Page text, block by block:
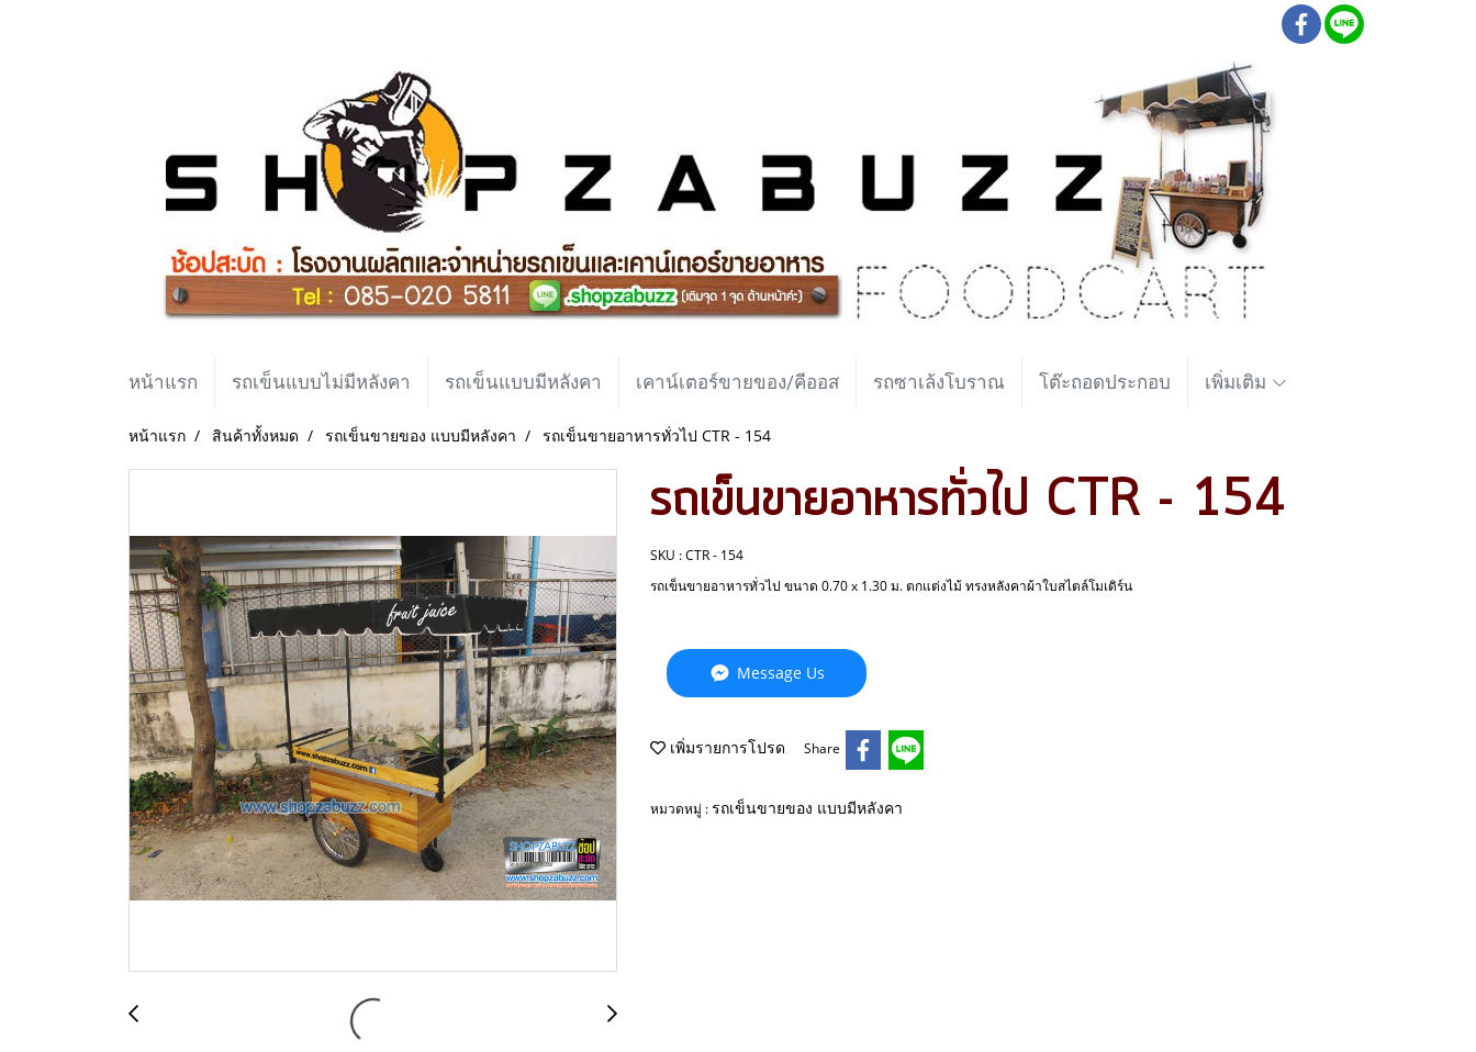
หน้าแรก รถเข็นแบบไม่มีหลังคา รถเข็นแบบมีหลังคา เคาน์เตอร์ขายของ/คีออส รถซาเล้งโบราณ โต๊ะถอดประกอบ เพิ่มเติม
หน้าแรก สินค้าทั้งหมด รถเข็นขายของ แบบมีหลังคา รถเข็นขายอาหารทั่วไป CTR - 154
รถเข็นขายอาหารทั่วไป CTR - 154
SKU : CTR - 154
รถเข็นขายอาหารทั่วไป ขนาด 0.70 x 1.30 ม. ตกแต่งไม้ ทรงหลังคาผ้าใบสไตล์โมเดิร์น
Message Us
เพิ่มรายการโปรด Share
หมวดหมู่ :รถเข็นขายของ แบบมีหลังคา